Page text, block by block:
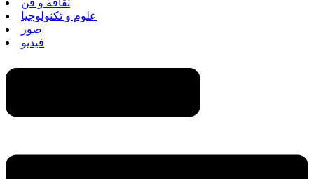
ثقافة و فن
علوم و تكنولوجيا
صور
فيديو